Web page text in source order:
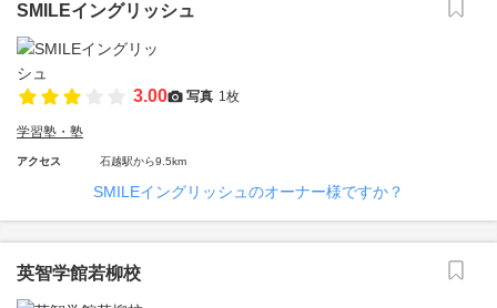
SMILEイングリッシュ
3.00 写真 1枚
学習塾・塾
アクセス 石越駅から9.5km
SMILEイングリッシュのオーナー様ですか？
英智学館若柳校